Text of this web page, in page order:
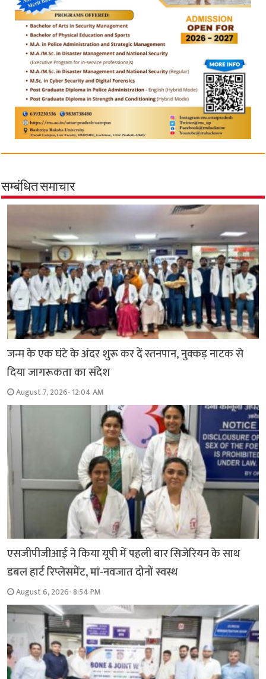
सम्बंधित समाचार
जन्म के एक घंटे के अंदर शुरू कर दें स्तनपान, नुक्कड़ नाटक से
दिया जागरूकता का संदेश
August 7, 2026- 12:04 AM
एसजीपीजीआई ने किया यूपी में पहली बार सिजेरियन के साथ
डबल हार्ट रिप्लेसमेंट, मां-नवजात दोनों स्वस्थ
August 6, 2026- 8:54 PM